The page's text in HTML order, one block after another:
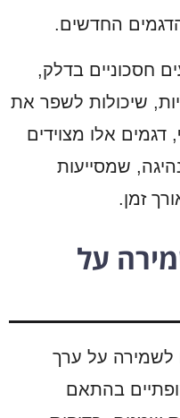
החדשים.
חסכוניים בדלק,
שיכולות לשפר את
דגמים אלו מצוידים
שמסייעות
זמן.
על
על ערך
בהתאם